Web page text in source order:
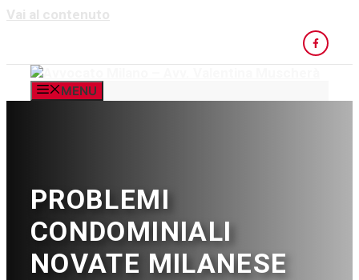
Vai al contenuto
MENU
PROBLEMI
CONDOMINIALI
NOVATE MILANESE